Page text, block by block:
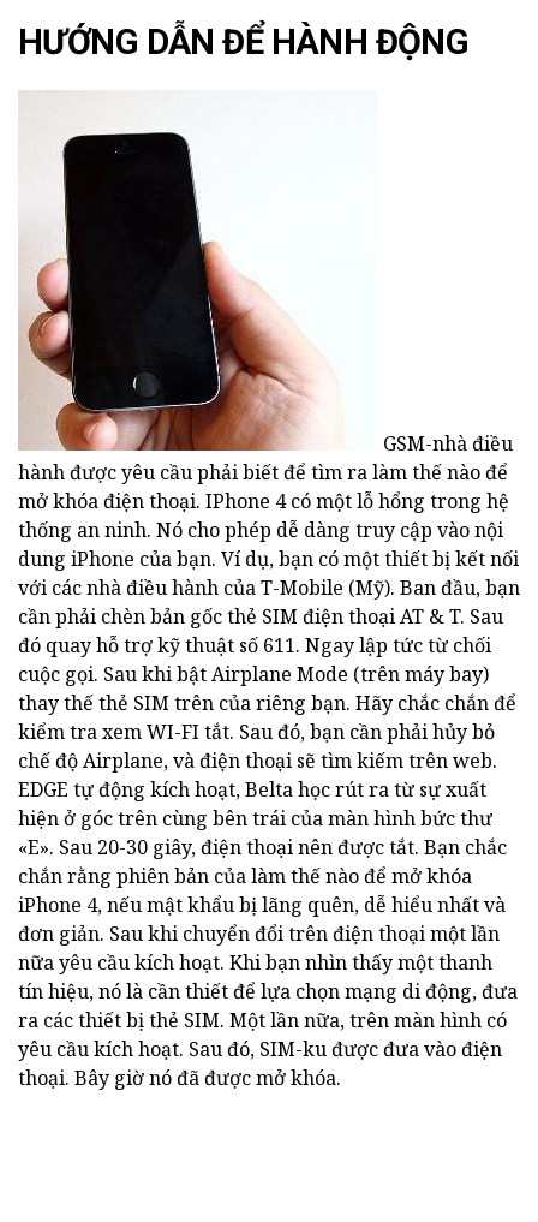
HƯỚNG DẪN ĐỂ HÀNH ĐỘNG
GSM-nhà điều
hành được yêu cầu phải biết để tìm ra làm thế nào để
mở khóa điện thoại. IPhone 4 có một lỗ hổng trong hệ
thống an ninh. Nó cho phép dễ dàng truy cập vào nội
dung iPhone của bạn. Ví dụ, bạn có một thiết bị kết nối
với các nhà điều hành của T-Mobile (Mỹ). Ban đầu, bạn
cần phải chèn bản gốc thẻ SIM điện thoại AT & T. Sau
đó quay hỗ trợ kỹ thuật số 611. Ngay lập tức từ chối
cuộc gọi. Sau khi bật Airplane Mode (trên máy bay)
thay thế thẻ SIM trên của riêng bạn. Hãy chắc chắn để
kiểm tra xem WI-FI tắt. Sau đó, bạn cần phải hủy bỏ
chế độ Airplane, và điện thoại sẽ tìm kiếm trên web.
EDGE tự động kích hoạt, Belta học rút ra từ sự xuất
hiện ở góc trên cùng bên trái của màn hình bức thư
«E». Sau 20-30 giây, điện thoại nên được tắt. Bạn chắc
chắn rằng phiên bản của làm thế nào để mở khóa
iPhone 4, nếu mật khẩu bị lãng quên, dễ hiểu nhất và
đơn giản. Sau khi chuyển đổi trên điện thoại một lần
nữa yêu cầu kích hoạt. Khi bạn nhìn thấy một thanh
tín hiệu, nó là cần thiết để lựa chọn mạng di động, đưa
ra các thiết bị thẻ SIM. Một lần nữa, trên màn hình có
yêu cầu kích hoạt. Sau đó, SIM-ku được đưa vào điện
thoại. Bây giờ nó đã được mở khóa.